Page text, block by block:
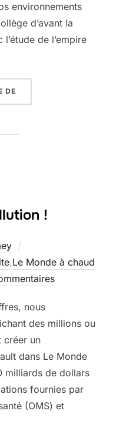
environnements
d’avant la
de l’empire
DE
!
,Le Monde à chaud
nous
des millions ou
créer un
dans Le Monde
milliards de dollars
fournies par
(OMS) et